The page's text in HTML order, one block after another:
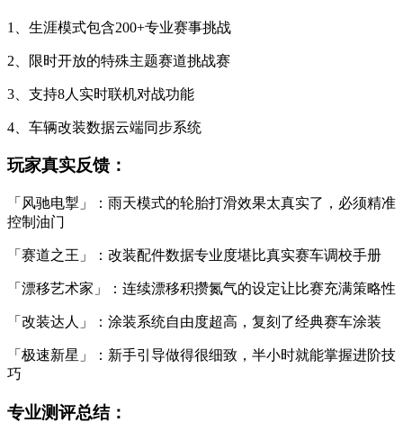
1、生涯模式包含200+专业赛事挑战
2、限时开放的特殊主题赛道挑战赛
3、支持8人实时联机对战功能
4、车辆改装数据云端同步系统
玩家真实反馈：
「风驰电掣」：雨天模式的轮胎打滑效果太真实了，必须精准
控制油门
「赛道之王」：改装配件数据专业度堪比真实赛车调校手册
「漂移艺术家」：连续漂移积攒氮气的设定让比赛充满策略性
「改装达人」：涂装系统自由度超高，复刻了经典赛车涂装
「极速新星」：新手引导做得很细致，半小时就能掌握进阶技
巧
专业测评总结：